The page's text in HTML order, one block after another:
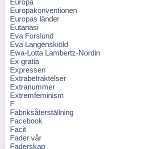
Europa
Europakonventionen
Europas länder
Eutanasi
Eva Forslund
Eva Langenskiöld
Ewa-Lotta Lambertz-Nordin
Ex gratia
Expressen
Extrabetraktelser
Extranummer
Extremfeminism
F
Fabriksåterställning
Facebook
Facit
Fader vår
Faderskap